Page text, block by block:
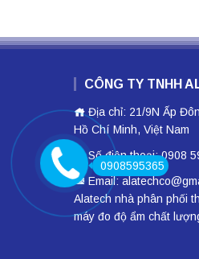
CÔNG TY TNHH
Địa chỉ: 21/9N Ấp
Hồ Chí Minh, Việt Nam
Số điện thoại: 0908
Email:
Alatech nhà phân phối
máy đo độ ẩm chất
0908595365